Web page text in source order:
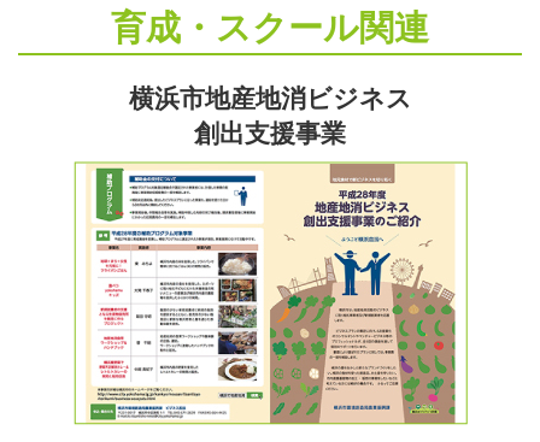
育成・スクール関連
横浜市地産地消ビジネス
創出支援事業